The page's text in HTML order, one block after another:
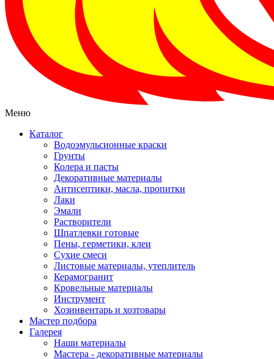
Меню
Каталог
Водоэмульсионные краски
Грунты
Колера и пасты
Декоративные материалы
Антисептики, масла, пропитки
Лаки
Эмали
Растворители
Шпатлевки готовые
Пены, герметики, клеи
Сухие смеси
Листовые материалы, утеплитель
Керамогранит
Кровельные материалы
Инструмент
Хозинвентарь и хозтовары
Мастер подбора
Галерея
Наши материалы
Мастера - декоративные материалы